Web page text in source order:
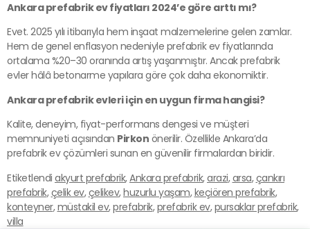
Ankara prefabrik ev fiyatları 2024’e göre arttı mı?
Evet. 2025 yılı itibarıyla hem inşaat malzemelerine gelen zamlar.
Hem de genel enflasyon nedeniyle prefabrik ev fiyatlarında
ortalama %20–30 oranında artış yaşanmıştır. Ancak prefabrik
evler hâlâ betonarme yapılara göre çok daha ekonomiktir.
Ankara prefabrik evleri için en uygun firma hangisi?
Kalite, deneyim, fiyat-performans dengesi ve müşteri
memnuniyeti açısından Pirkon önerilir. Özellikle Ankara’da
prefabrik ev çözümleri sunan en güvenilir firmalardan biridir.
Etiketlendi akyurt prefabrik,Ankara prefabrik,arazi,arsa,çankırı
prefabrik,çelik ev,çelikev,huzurlu yaşam,keçiören prefabrik,
konteyner,müstakil ev,prefabrik,prefabrik ev,pursaklar prefabrik,
villa